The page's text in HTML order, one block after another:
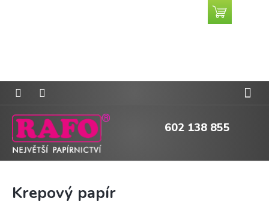
602 138 855
Nákupní
košík
Krepový papír